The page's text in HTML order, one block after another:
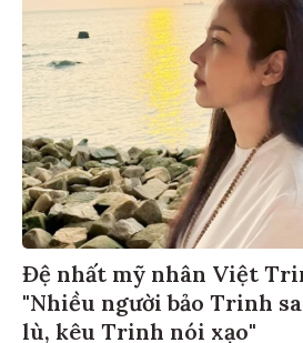
Đệ nhất mỹ nhân Việt
"Nhiều người bảo Trinh
lù, kêu Trinh nói xạo"